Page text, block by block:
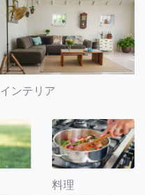
インテリア
料理